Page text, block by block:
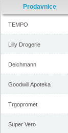
Prodavnice
TEMPO
Lilly Drogerie
Deichmann
Goodwill Apoteka
Trgopromet
Super Vero